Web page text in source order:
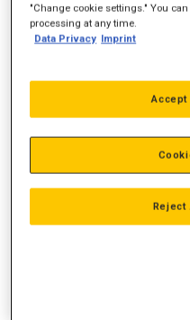
Skovl
"Change cookie settings." You
processing at any time.
Data Privacy Imprint
Reject